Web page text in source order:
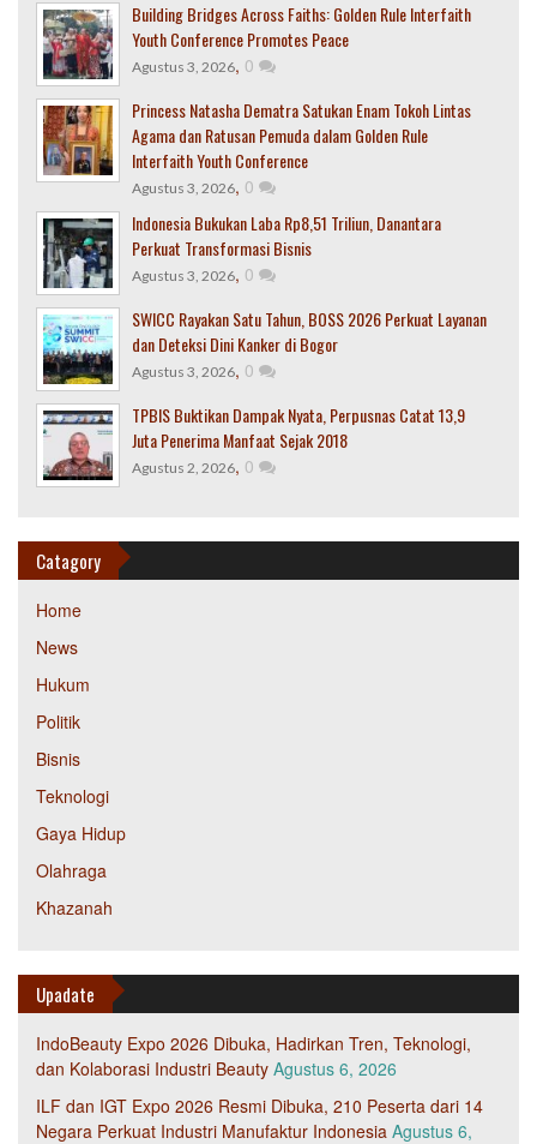
Building Bridges Across Faiths: Golden Rule Interfaith
Youth Conference Promotes Peace
Agustus 3, 2026, 0
Princess Natasha Dematra Satukan Enam Tokoh Lintas
Agama dan Ratusan Pemuda dalam Golden Rule
Interfaith Youth Conference
Agustus 3, 2026, 0
Indonesia Bukukan Laba Rp8,51 Triliun, Danantara
Perkuat Transformasi Bisnis
Agustus 3, 2026, 0
SWICC Rayakan Satu Tahun, BOSS 2026 Perkuat Layanan
dan Deteksi Dini Kanker di Bogor
Agustus 3, 2026, 0
TPBIS Buktikan Dampak Nyata, Perpusnas Catat 13,9
Juta Penerima Manfaat Sejak 2018
Agustus 2, 2026, 0
Catagory
Home
News
Hukum
Politik
Bisnis
Teknologi
Gaya Hidup
Olahraga
Khazanah
Upadate
IndoBeauty Expo 2026 Dibuka, Hadirkan Tren, Teknologi,
dan Kolaborasi Industri Beauty Agustus 6, 2026
ILF dan IGT Expo 2026 Resmi Dibuka, 210 Peserta dari 14
Negara Perkuat Industri Manufaktur Indonesia Agustus 6,